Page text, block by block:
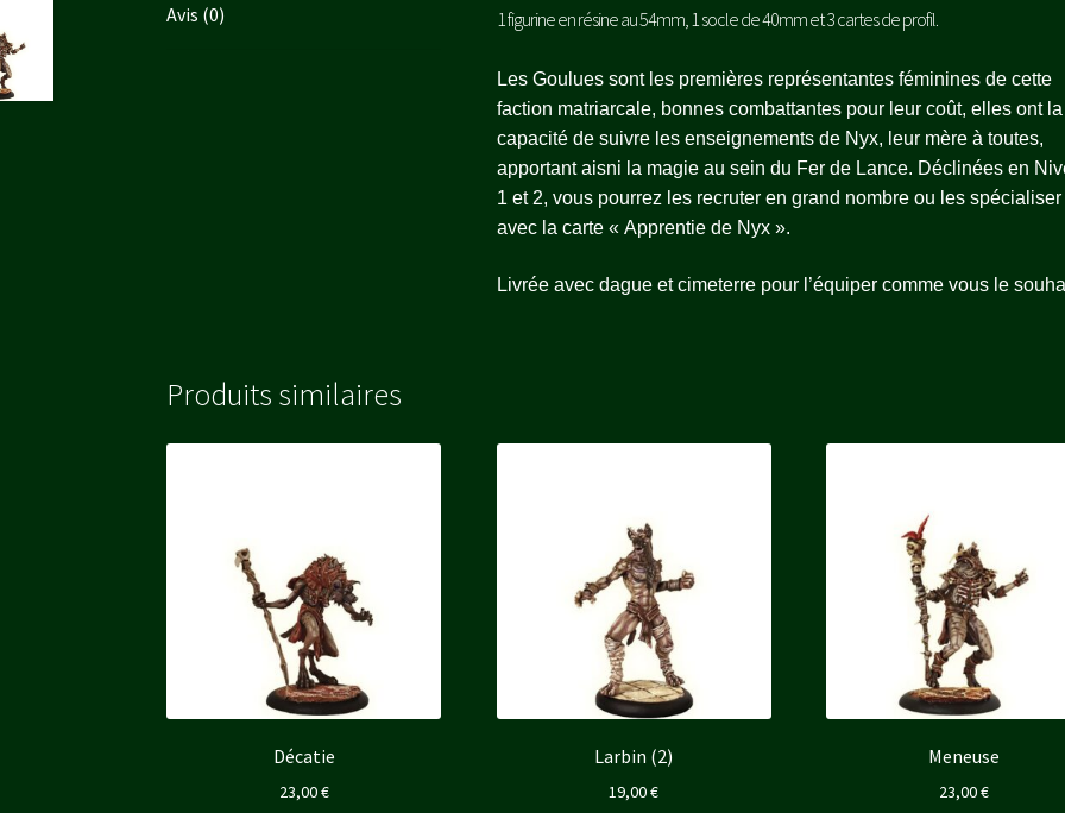
Avis (0) 1 figurine en résine au 54mm, 1 socle de 40mm et 3 cartes de profil.
Les Goulues sont les premières représentantes féminines de cette
faction matriarcale, bonnes combattantes pour leur coût, elles ont la
capacité de suivre les enseignements de Nyx, leur mère à toutes,
apportant aisni la magie au sein du Fer de Lance. Déclinées en
1 et 2, vous pourrez les recruter en grand nombre ou les spécialiser
avec la carte « Apprentie de Nyx ».
Livrée avec dague et cimeterre pour l’équiper comme vous le
Produits similaires
Décatie
23,00€
Larbin (2)
19,00€
Meneuse
23,00€